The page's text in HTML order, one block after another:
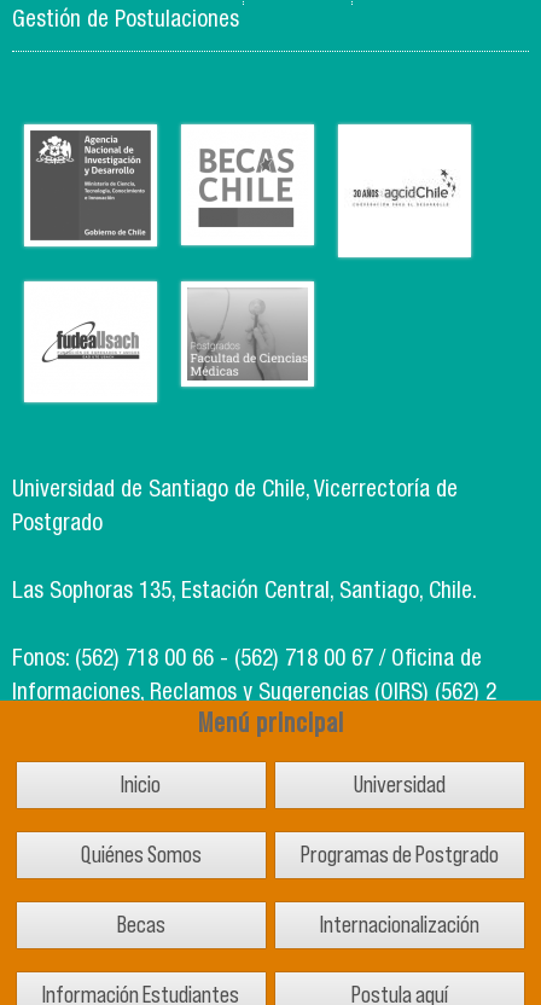
Menú principal
Inicio Universidad
Quiénes Somos Programas de Postgrado
Becas Internacionalización
Información Estudiantes Postula aquí
Gestión de Postulaciones
Universidad de Santiago de Chile, Vicerrectoría de
Postgrado
Las Sophoras 135, Estación Central, Santiago, Chile.
Fonos: (562) 718 00 66 - (562) 718 00 67 / Oficina de
Informaciones, Reclamos y Sugerencias (OIRS) (562) 2
Soporte Informático Segic: (562) 718 02 25